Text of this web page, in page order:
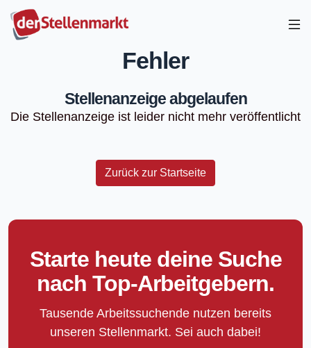
Fehler
Stellenanzeige abgelaufen
Die Stellenanzeige ist leider nicht mehr veröffentlicht
Zurück zur Startseite
Starte heute deine Suche
nach Top-Arbeitgebern.
Tausende Arbeitssuchende nutzen bereits
unseren Stellenmarkt. Sei auch dabei!